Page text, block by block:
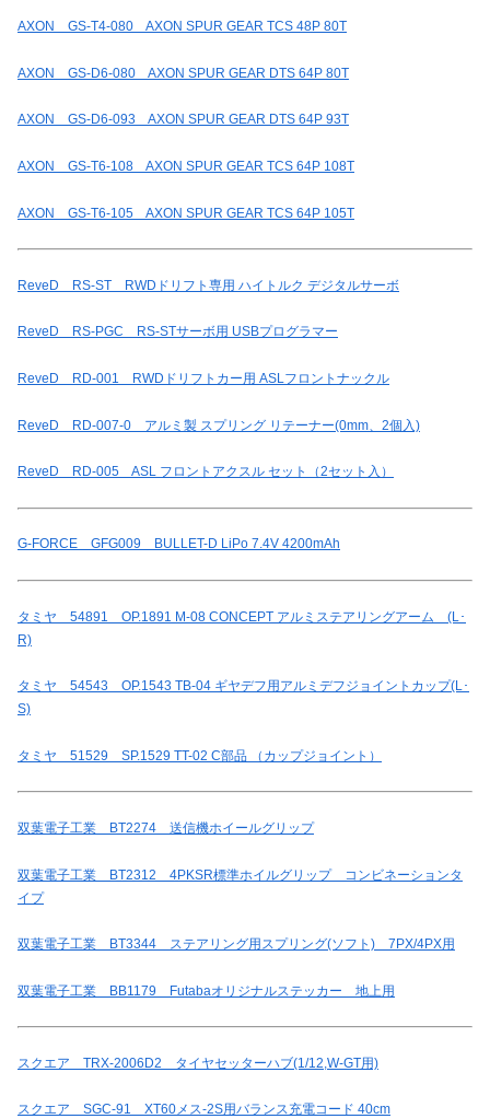
AXON GS-T4-080 AXON SPUR GEAR TCS 48P 80T
AXON GS-D6-080 AXON SPUR GEAR DTS 64P 80T
AXON GS-D6-093 AXON SPUR GEAR DTS 64P 93T
AXON GS-T6-108 AXON SPUR GEAR TCS 64P 108T
AXON GS-T6-105 AXON SPUR GEAR TCS 64P 105T
ReveD RS-ST RWDドリフト専用 ハイトルク デジタルサーボ
ReveD RS-PGC RS-STサーボ用 USBプログラマー
ReveD RD-001 RWDドリフトカー用 ASLフロントナックル
ReveD RD-007-0 アルミ製 スプリング リテーナー(0mm、2個入)
ReveD RD-005 ASL フロントアクスル セット（2セット入）
G-FORCE GFG009 BULLET-D LiPo 7.4V 4200mAh
タミヤ 54891 OP.1891 M-08 CONCEPT アルミステアリングアーム (L･
R)
タミヤ 54543 OP.1543 TB-04 ギヤデフ用アルミデフジョイントカップ(L･
S)
タミヤ 51529 SP.1529 TT-02 C部品 （カップジョイント）
双葉電子工業 BT2274 送信機ホイールグリップ
双葉電子工業 BT2312 4PKSR標準ホイルグリップ コンビネーションタ
イプ
双葉電子工業 BT3344 ステアリング用スプリング(ソフト) 7PX/4PX用
双葉電子工業 BB1179 Futabaオリジナルステッカー 地上用
スクエア TRX-2006D2 タイヤセッターハブ(1/12,W-GT用)
スクエア SGC-91 XT60メス-2S用バランス充電コード 40cm